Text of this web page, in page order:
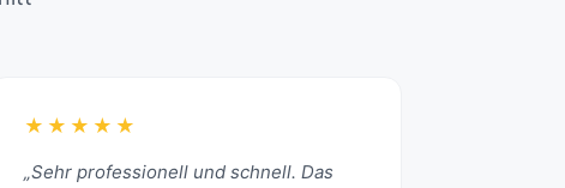
★★★★★
„Sehr professionell und schnell. Das